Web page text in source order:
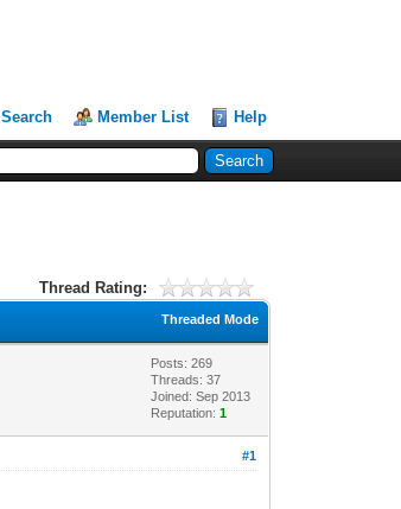
Search Member List Help
Thread Rating:
Threaded Mode
Posts: 269
Threads: 37
Joined: Sep 2013
Reputation:1
#1